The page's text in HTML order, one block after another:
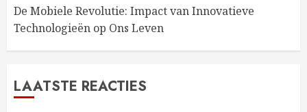
De Mobiele Revolutie: Impact van Innovatieve
Technologieën op Ons Leven
LAATSTE REACTIES